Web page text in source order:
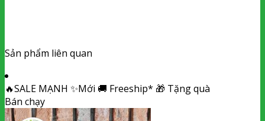
Sản phẩm liên quan
🔥SALE MẠNH ✨Mới 🚚 Freeship* 🎁 Tặng quà
Bán chạy